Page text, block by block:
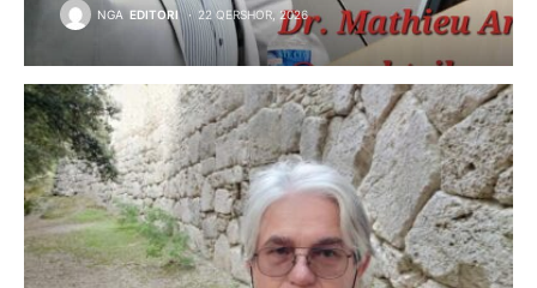
NGA EDITORI 22 QERSHOR, 2026